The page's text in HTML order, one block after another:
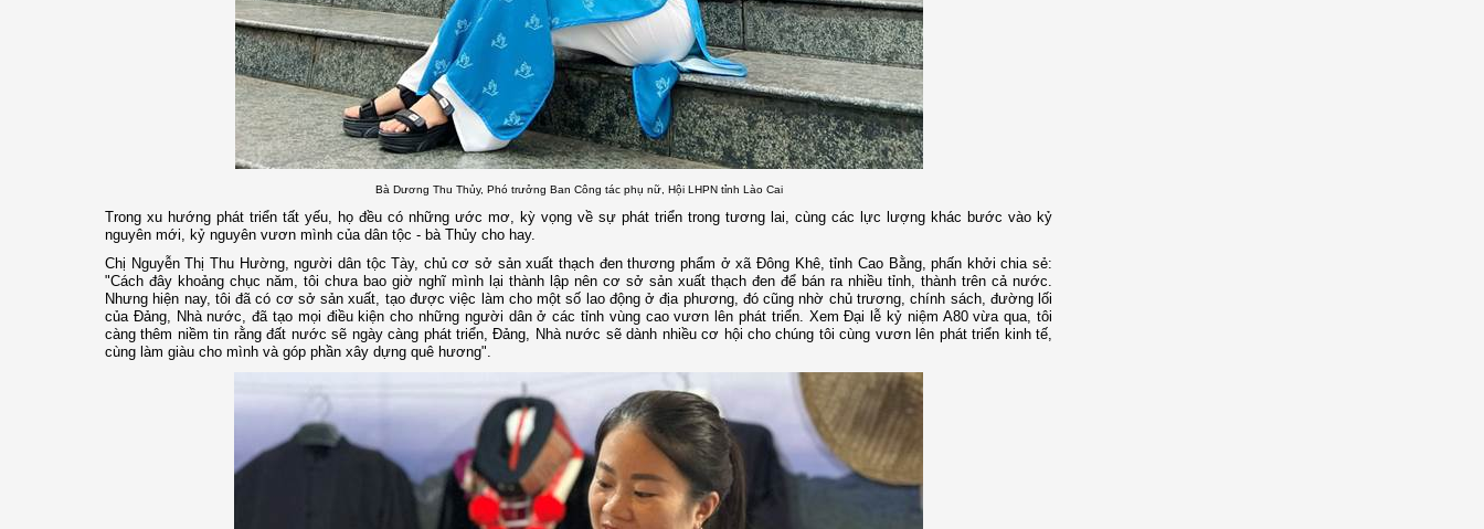
Bà Dương Thu Thủy, Phó trưởng Ban Công tác phụ nữ, Hội LHPN tỉnh Lào Cai
Trong xu hướng phát triển tất yếu, họ đều có những ước mơ, kỳ vọng về sự phát triển trong tương lai, cùng các lực lượng khác bước vào kỷ
nguyên mới, kỷ nguyên vươn mình của dân tộc - bà Thủy cho hay.
Chị Nguyễn Thị Thu Hường, người dân tộc Tày, chủ cơ sở sản xuất thạch đen thương phẩm ở xã Đông Khê, tỉnh Cao Bằng, phấn khởi chia sẻ:
"Cách đây khoảng chục năm, tôi chưa bao giờ nghĩ mình lại thành lập nên cơ sở sản xuất thạch đen để bán ra nhiều tỉnh, thành trên cả nước.
Nhưng hiện nay, tôi đã có cơ sở sản xuất, tạo được việc làm cho một số lao động ở địa phương, đó cũng nhờ chủ trương, chính sách, đường lối
của Đảng, Nhà nước, đã tạo mọi điều kiện cho những người dân ở các tỉnh vùng cao vươn lên phát triển. Xem Đại lễ kỷ niệm A80 vừa qua, tôi
càng thêm niềm tin rằng đất nước sẽ ngày càng phát triển, Đảng, Nhà nước sẽ dành nhiều cơ hội cho chúng tôi cùng vươn lên phát triển kinh tế,
cùng làm giàu cho mình và góp phần xây dựng quê hương".